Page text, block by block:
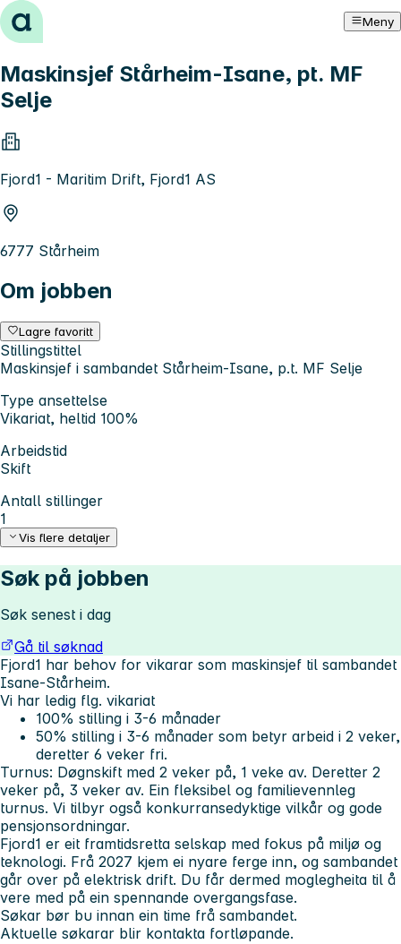
Hopp til innhold Meny
Maskinsjef Stårheim-Isane, pt. MF
Selje
Fjord1 - Maritim Drift, Fjord1 AS
6777 Stårheim
Om jobben
Lagre favoritt
Stillingstittel
Maskinsjef i sambandet Stårheim-Isane, p.t. MF Selje
Type ansettelse
Vikariat, heltid 100%
Arbeidstid
Skift
Antall stillinger
1
Vis flere detaljer
Søk på jobben
Søk senest i dag
Gå til søknad
Fjord1 har behov for vikarar som maskinsjef til sambandet
Isane-Stårheim.
Vi har ledig flg. vikariat
100% stilling i 3-6 månader
50% stilling i 3-6 månader som betyr arbeid i 2 veker,
deretter 6 veker fri.
Turnus: Døgnskift med 2 veker på, 1 veke av. Deretter 2
veker på, 3 veker av. Ein fleksibel og familievennleg
turnus. Vi tilbyr også konkurransedyktige vilkår og gode
pensjonsordningar.
Fjord1 er eit framtidsretta selskap med fokus på miljø og
teknologi. Frå 2027 kjem ei nyare ferge inn, og sambandet
går over på elektrisk drift. Du får dermed moglegheita til å
vere med på ein spennande overgangsfase.
Søkar bør bu innan ein time frå sambandet.
Aktuelle søkarar blir kontakta fortløpande.